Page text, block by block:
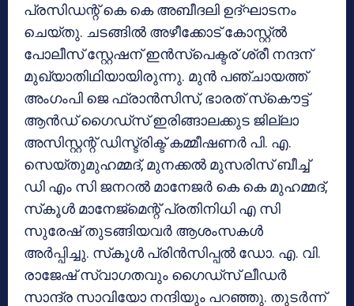
പ്രസിഡന്റ് കെ കെ അബീദലി ഉദ്ഘാടനം
ചെയ്തു. ചടങ്ങില്‍ അഴീക്കോട് കോസ്റ്റ്ല്‍
പോലീസ് സ്റ്റേഷന് ഇന്‍സ്‌പെക്ടര് ശ്രീ നന്ദന്
മുഖ്യാതിഥിയായിരുന്നു. മുന്‍ പഞ്ചായത്ത്
അംഗംപി ജെ ഫ്രാന്‍സിസ്, ഭാരത് സ്‌കൌട്ട്
ആന്‍ഡ് ഗൈഡ്‌സ് ഇരിങ്ങാലക്കുട ജില്ലാ
അസിസ്റ്റന്റ് ഡിസ്ട്രിക്ട് കമ്മീഷണര്‍ പി. എ.
സെയ്തുമുഹമ്മദ്, മുനക്കല്‍ മുസരിസ് ബീച്ച്
ഡി എം സി ജനറല്‍ മാനേജര്‍ കെ കെ മുഹമ്മദ്,
സ്‌കൂള്‍ മാനേജ്‌മെന്റ് പ്രതിനിധി എ സി
സുരേഷ് തുടങ്ങിയവര്‍ ആശംസകള്‍
അര്‍പ്പിച്ചു. സ്‌കൂള്‍ പ്രിന്‍സിപ്പല്‍ ഡോ. എ. വി.
രാജേഷ് സ്വാഗതവും ഗൈഡ്‌സ് ലീഡര്‍
സാന്ദ്ര സാവിയോ നന്ദിയും പറഞ്ഞു. തുടര്‍ന്ന്